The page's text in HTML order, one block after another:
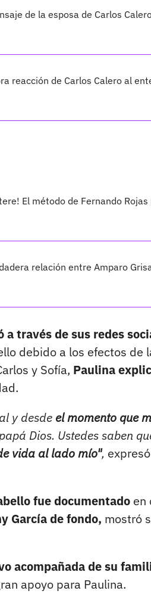
de la esposa de Carlos
reacción de Carlos Calero al
El método de Fernando
relación entre Amparo
a través de sus redes
debido a los efectos de
y Sofía, Paulina
y desde el momento que
Dios. Ustedes saben
vida al lado mío", expresó
fue documentado en
García de fondo, mostró
acompañada de su
apoyo para Paulina.